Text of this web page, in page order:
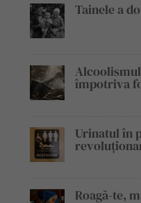
Tainele a
împotriva
Urinatul în
Roagă-te,